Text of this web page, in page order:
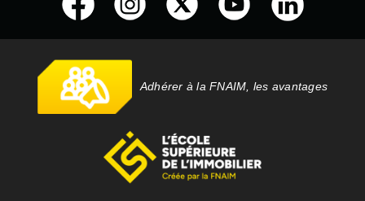
Adhérer à la FNAIM, les avantages